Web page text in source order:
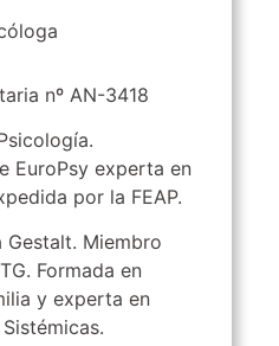
nº AN-3418
EuroPsy experta en
por la FEAP.
Gestalt. Miembro
Formada en
y experta en